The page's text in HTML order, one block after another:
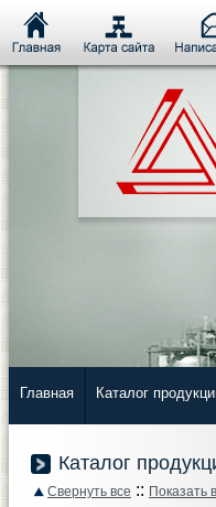
Главная Каталог
Каталог
Свернуть все :: Показать